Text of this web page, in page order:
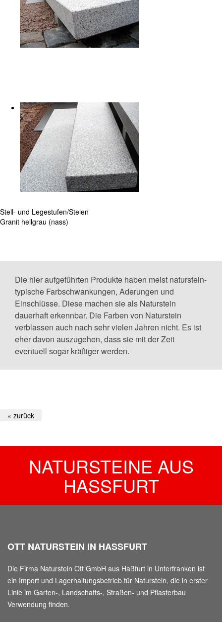
Stell- und Legestufen/Stelen
Granit hellgrau (nass)
Die hier aufgeführten Produkte haben meist naturstein-
typische Farbschwankungen, Aderungen und
Einschlüsse. Diese machen sie als Naturstein
dauerhaft erkennbar. Die Farben von Naturstein
verblassen auch nach sehr vielen Jahren nicht. Es ist
eher davon auszugehen, dass sie mit der Zeit
eventuell sogar kräftiger werden.
« zurück
NATURSTEINE AUS
HASSFURT
OTT NATURSTEIN IN HASSFURT
Die Firma Naturstein Ott GmbH aus Haßfurt in Unterfranken ist
ein Import und Lagerhaltungsbetrieb für Naturstein, die in erster
Linie im Garten-, Landschafts-, Straßen- und Pflasterbau
Verwendung finden.